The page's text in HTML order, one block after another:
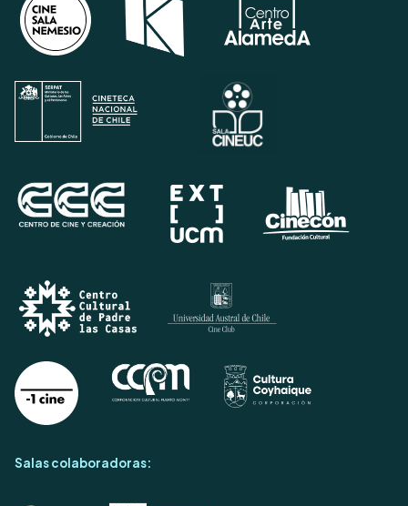
Salas colaboradoras: